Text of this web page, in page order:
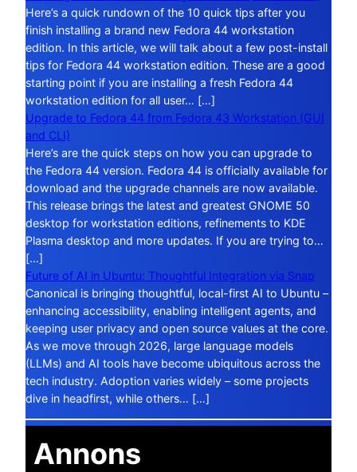
Here’s a quick rundown of the 10 quick tips after you
finish installing a brand new Fedora 44 workstation
edition. In this article, we will talk about a few post-install
tips for Fedora 44 workstation edition. These are a good
starting point if you are installing a fresh Fedora 44
workstation edition for all user… […]
Upgrade to Fedora 44 from Fedora 43 Workstation (GUI
and CLI)
Here’s are the quick steps on how you can upgrade to
the Fedora 44 version. Fedora 44 is officially available for
download and the upgrade channels are now available.
This release brings the latest and greatest GNOME 50
desktop for workstation editions, refinements to KDE
Plasma desktop and more updates. If you are trying to…
[…]
Future of AI in Ubuntu: Thoughtful Integration via Snap
Canonical is bringing thoughtful, local-first AI to Ubuntu –
enhancing accessibility, enabling intelligent agents, and
keeping user privacy and open source values at the core.
As we move through 2026, large language models
(LLMs) and AI tools have become ubiquitous across the
tech industry. Adoption varies widely – some projects
dive in headfirst, while others… […]
Annons